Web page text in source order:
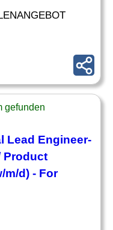
gefunden
Lead Engineer-
Product
m/d) - For